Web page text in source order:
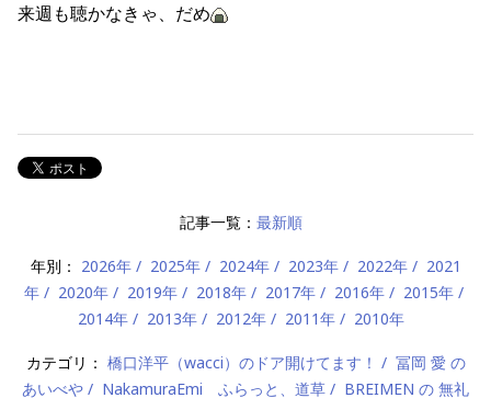
来週も聴かなきゃ、だめ
記事一覧： 最新順
年別： 2026年 2025年 2024年 2023年 2022年
2021
年
2020年 2019年 2018年 2017年 2016年
2015年
2014年
2013年 2012年 2011年 2010年
カテゴリ： 橋口洋平（wacci）のドア開けてます！
冨岡 愛 の
あいべや
NakamuraEmi ふらっと、道草
BREIMEN の 無礼